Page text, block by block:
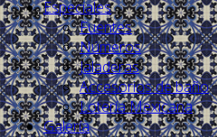
Especiales
Fuentes
Números
Jaladeras
Accesorios de baño
Lotería Mexicana
Galería